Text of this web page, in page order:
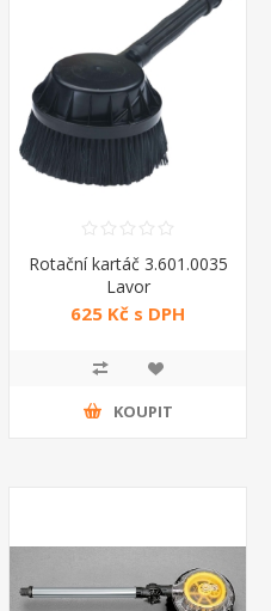
Rotační kartáč 3.601.0035
Lavor
625 Kč s DPH
KOUPIT